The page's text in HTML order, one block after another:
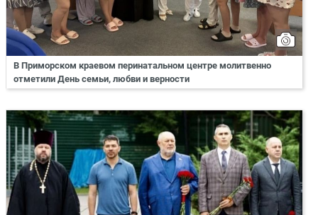
В Приморском краевом перинатальном центре молитвенно
отметили День семьи, любви и верности